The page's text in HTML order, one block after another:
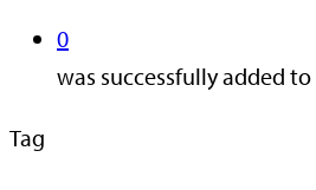
0
was successfully added
Tag